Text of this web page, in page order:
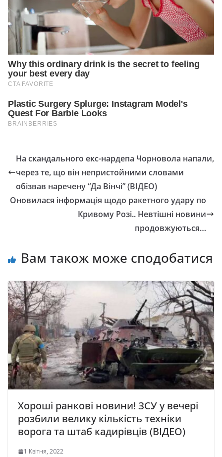
На скандального екс-нардепа Чорновола напали,
через те, що він непристойними словами
обізвав наречену “Да Вінчі” (ВІДЕО)
Оновилася інформація щодо ракетного удару по
Кривому Розі.. Невтішні новини
продовжуються…
Вам також може сподобатися
Хороші ранкові новини! ЗСУ у вечері
розбили велику кількість техніки
ворога та штаб кадирівців (ВІДЕО)
1 Квітня, 2022